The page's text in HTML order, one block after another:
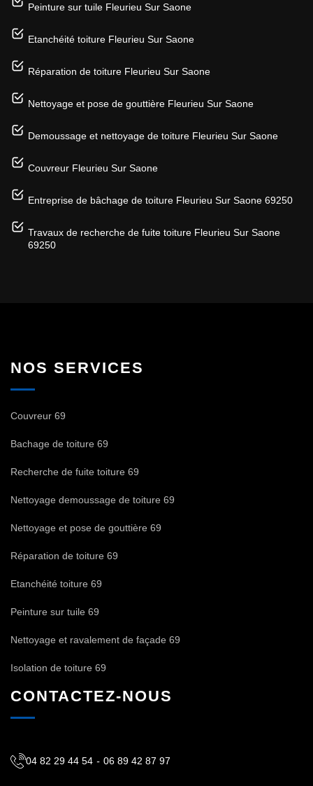
Peinture sur tuile Fleurieu Sur Saone
Etanchéité toiture Fleurieu Sur Saone
Réparation de toiture Fleurieu Sur Saone
Nettoyage et pose de gouttière Fleurieu Sur Saone
Demoussage et nettoyage de toiture Fleurieu Sur Saone
Couvreur Fleurieu Sur Saone
Entreprise de bâchage de toiture Fleurieu Sur Saone 69250
Travaux de recherche de fuite toiture Fleurieu Sur Saone
69250
NOS SERVICES
Couvreur 69
Bachage de toiture 69
Recherche de fuite toiture 69
Nettoyage demoussage de toiture 69
Nettoyage et pose de gouttière 69
Réparation de toiture 69
Etanchéité toiture 69
Peinture sur tuile 69
Nettoyage et ravalement de façade 69
Isolation de toiture 69
CONTACTEZ-NOUS
04 82 29 44 54 - 06 89 42 87 97